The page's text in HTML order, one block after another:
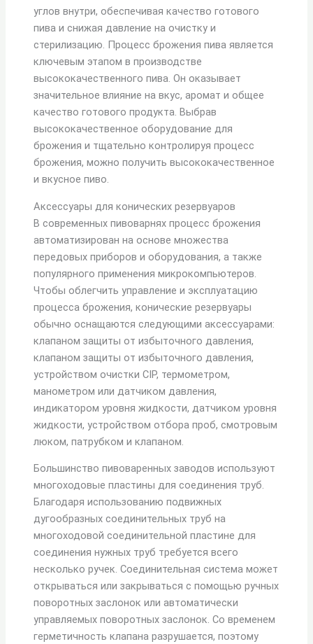
углов внутри, обеспечивая качество готового
пива и снижая давление на очистку и
стерилизацию. Процесс брожения пива является
ключевым этапом в производстве
высококачественного пива. Он оказывает
значительное влияние на вкус, аромат и общее
качество готового продукта. Выбрав
высококачественное оборудование для
брожения и тщательно контролируя процесс
брожения, можно получить высококачественное
и вкусное пиво.
Аксессуары для конических резервуаров
В современных пивоварнях процесс брожения
автоматизирован на основе множества
передовых приборов и оборудования, а также
популярного применения микрокомпьютеров.
Чтобы облегчить управление и эксплуатацию
процесса брожения, конические резервуары
обычно оснащаются следующими аксессуарами:
клапаном защиты от избыточного давления,
клапаном защиты от избыточного давления,
устройством очистки CIP, термометром,
манометром или датчиком давления,
индикатором уровня жидкости, датчиком уровня
жидкости, устройством отбора проб, смотровым
люком, патрубком и клапаном.
Большинство пивоваренных заводов используют
многоходовые пластины для соединения труб.
Благодаря использованию подвижных
дугообразных соединительных труб на
многоходовой соединительной пластине для
соединения нужных труб требуется всего
несколько ручек. Соединительная система может
открываться или закрываться с помощью ручных
поворотных заслонок или автоматически
управляемых поворотных заслонок. Со временем
герметичность клапана разрушается, поэтому